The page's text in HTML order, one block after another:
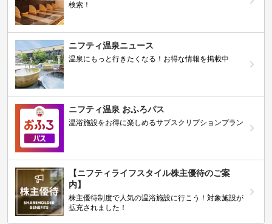
検索！
ニフティ温泉ニュース
温泉にもっと行きたくなる！お得な情報を掲載中
ニフティ温泉 おふろパス
温浴施設をお得に楽しめるサブスクリプションプラン
【ニフティライフスタイル株主優待のご案
内】
株主優待制度で人気の温浴施設に行こう！対象施設が
拡充されました！